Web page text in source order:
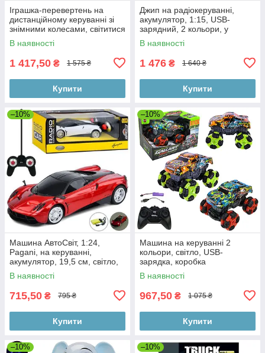
Іграшка-перевертень на
дистанційному керуванні зі
знімними колесами, світитися
В наявності
1 417,50 ₴ 1 575 ₴
Купити
Джип на радіокеруванні,
акумулятор, 1:15, USB-
зарядний, 2 кольори, у
коробці 36-21-21см
В наявності
1 476 ₴ 1 640 ₴
Купити
–10%
Машина АвтоСвіт, 1:24,
Pagani, на керуванні,
акумулятор, 19,5 см, світло,
гумові колеса, USB зарядне
В наявності
715,50 ₴ 795 ₴
Купити
–10%
Машина на керуванні 2
кольори, світло, USB-
зарядка, коробка
26,5*17*16,8 см.
В наявності
967,50 ₴ 1 075 ₴
Купити
–10% –10%